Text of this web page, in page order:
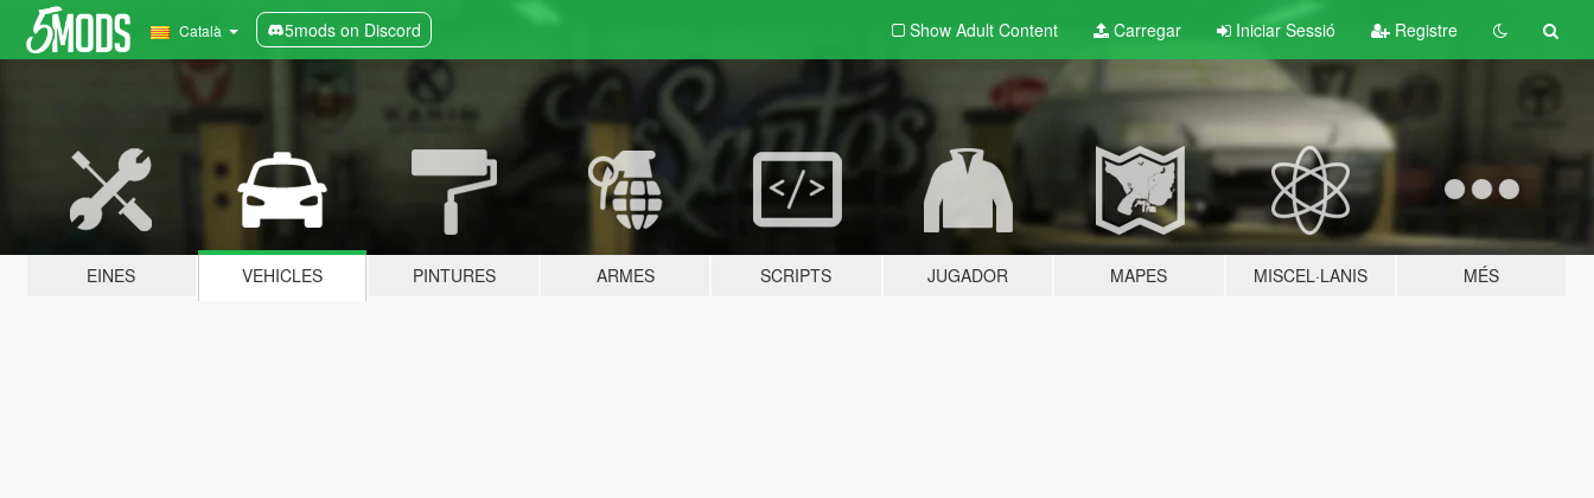
Català 5mods on Discord Show Adult Content Carregar Iniciar Sessió Registre
EINES VEHICLES PINTURES ARMES SCRIPTS JUGADOR MAPES MISCEL·LANIS MÉS